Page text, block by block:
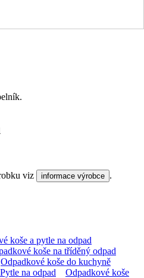
viz informace výrobce .
koše a pytle na odpad
koše na tříděný odpad
Odpadkové koše do kuchyně
Pytle na odpad Odpadkové koše